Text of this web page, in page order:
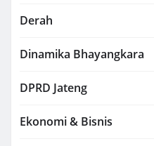
Derah
Dinamika Bhayangkara
DPRD Jateng
Ekonomi & Bisnis